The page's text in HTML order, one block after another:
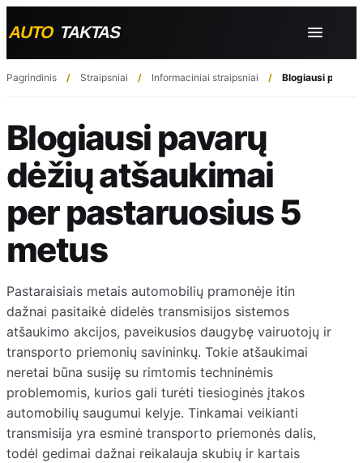
Pagrindinis Straipsniai Informaciniai straipsniai Blogiausi
Blogiausi pavarų
dėžių atšaukimai
per pastaruosius 5
metus
Pastaraisiais metais automobilių pramonėje itin
dažnai pasitaikė didelės transmisijos sistemos
atšaukimo akcijos, paveikusios daugybę vairuotojų ir
transporto priemonių savininkų. Tokie atšaukimai
neretai būna susiję su rimtomis techninėmis
problemomis, kurios gali turėti tiesioginės įtakos
automobilių saugumui kelyje. Tinkamai veikianti
transmisija yra esminė transporto priemonės dalis,
todėl gedimai dažnai reikalauja skubių ir kartais